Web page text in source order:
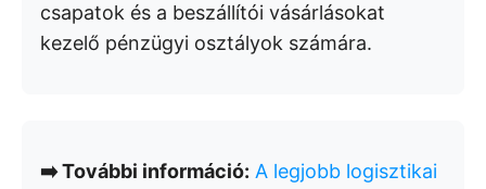
csapatok és a beszállítói vásárlásokat
kezelő pénzügyi osztályok számára.
➡️ További információ: A legjobb logisztikai